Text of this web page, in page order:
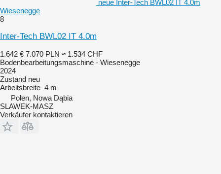
neue Inter-Tech BWL02 IT 4.0m
Wiesenegge
8
Inter-Tech BWL02 IT 4.0m
1.642 € 7.070 PLN ≈ 1.534 CHF
Bodenbearbeitungsmaschine - Wiesenegge
2024
Zustand neu
Arbeitsbreite 4 m
Polen, Nowa Dąbia
SLAWEK-MASZ
Verkäufer kontaktieren